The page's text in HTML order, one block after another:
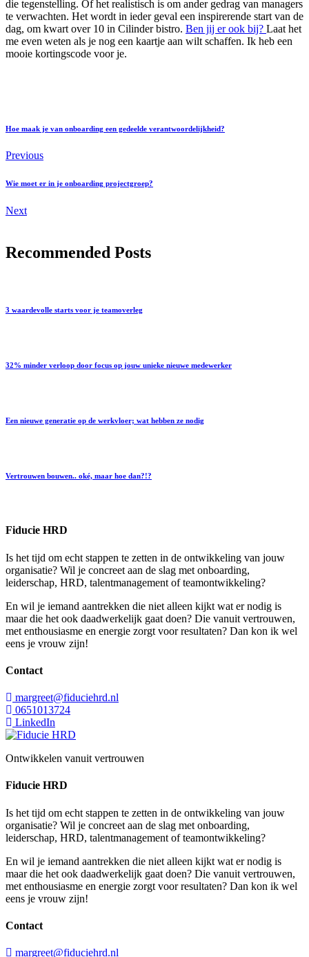
die tegenstelling. Of het realistisch is om ander gedrag van managers
te verwachten. Het wordt in ieder geval een inspirerende start van de
dag, om kwart over 10 in Cilinder bistro. Ben jij er ook bij? Laat het
me even weten als je nog een kaartje aan wilt schaffen. Ik heb een
mooie kortingscode voor je.
Hoe maak je van onboarding een gedeelde verantwoordelijkheid?
Previous
Wie moet er in je onboarding projectgroep?
Next
Recommended Posts
3 waardevolle starts voor je teamoverleg
32% minder verloop door focus op jouw unieke nieuwe medewerker
Een nieuwe generatie op de werkvloer; wat hebben ze nodig
Vertrouwen bouwen.. oké, maar hoe dan?!?
Fiducie HRD
Is het tijd om echt stappen te zetten in de ontwikkeling van jouw
organisatie? Wil je concreet aan de slag met onboarding,
leiderschap, HRD, talentmanagement of teamontwikkeling?
En wil je iemand aantrekken die niet alleen kijkt wat er nodig is
maar die het ook daadwerkelijk gaat doen? Die vanuit vertrouwen,
met enthousiasme en energie zorgt voor resultaten? Dan kon ik wel
eens je vrouw zijn!
Contact
margreet@fiduciehrd.nl
0651013724
LinkedIn
Ontwikkelen vanuit vertrouwen
Fiducie HRD
Is het tijd om echt stappen te zetten in de ontwikkeling van jouw
organisatie? Wil je concreet aan de slag met onboarding,
leiderschap, HRD, talentmanagement of teamontwikkeling?
En wil je iemand aantrekken die niet alleen kijkt wat er nodig is
maar die het ook daadwerkelijk gaat doen? Die vanuit vertrouwen,
met enthousiasme en energie zorgt voor resultaten? Dan kon ik wel
eens je vrouw zijn!
Contact
margreet@fiduciehrd.nl